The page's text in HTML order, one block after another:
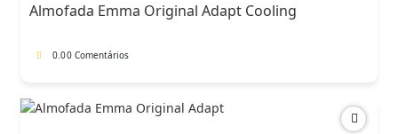
102,00 €.
71,40 €.
Almofada Emma Original Adapt Cooling
0.00 Comentários